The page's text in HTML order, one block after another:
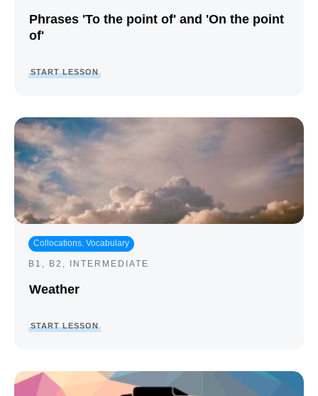
Phrases 'To the point of' and 'On the point
of'
START LESSON
Collocations, Vocabulary
B1 , B2 , INTERMEDIATE
Weather
START LESSON